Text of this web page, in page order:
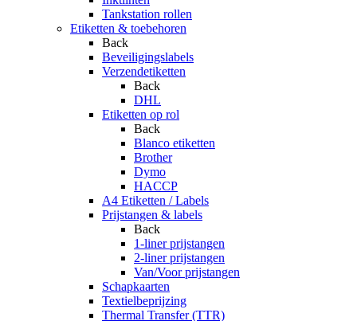
Tankstation rollen
Etiketten & toebehoren
Back
Beveiligingslabels
Verzendetiketten
Back
DHL
Etiketten op rol
Back
Blanco etiketten
Brother
Dymo
HACCP
A4 Etiketten / Labels
Prijstangen & labels
Back
1-liner prijstangen
2-liner prijstangen
Van/Voor prijstangen
Schapkaarten
Textielbeprijzing
Thermal Transfer (TTR)